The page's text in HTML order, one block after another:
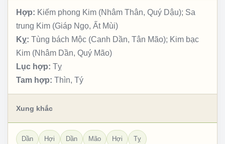
Hợp: Kiếm phong Kim (Nhâm Thân, Quý Dậu); Sa
trung Kim (Giáp Ngọ, Ất Mùi)
Kỵ: Tùng bách Mộc (Canh Dần, Tân Mão); Kim bạc
Kim (Nhâm Dần, Quý Mão)
Lục hợp: Tỵ
Tam hợp: Thìn, Tý
Xung khắc
Dần Hợi Dần Mão Hợi Tỵ